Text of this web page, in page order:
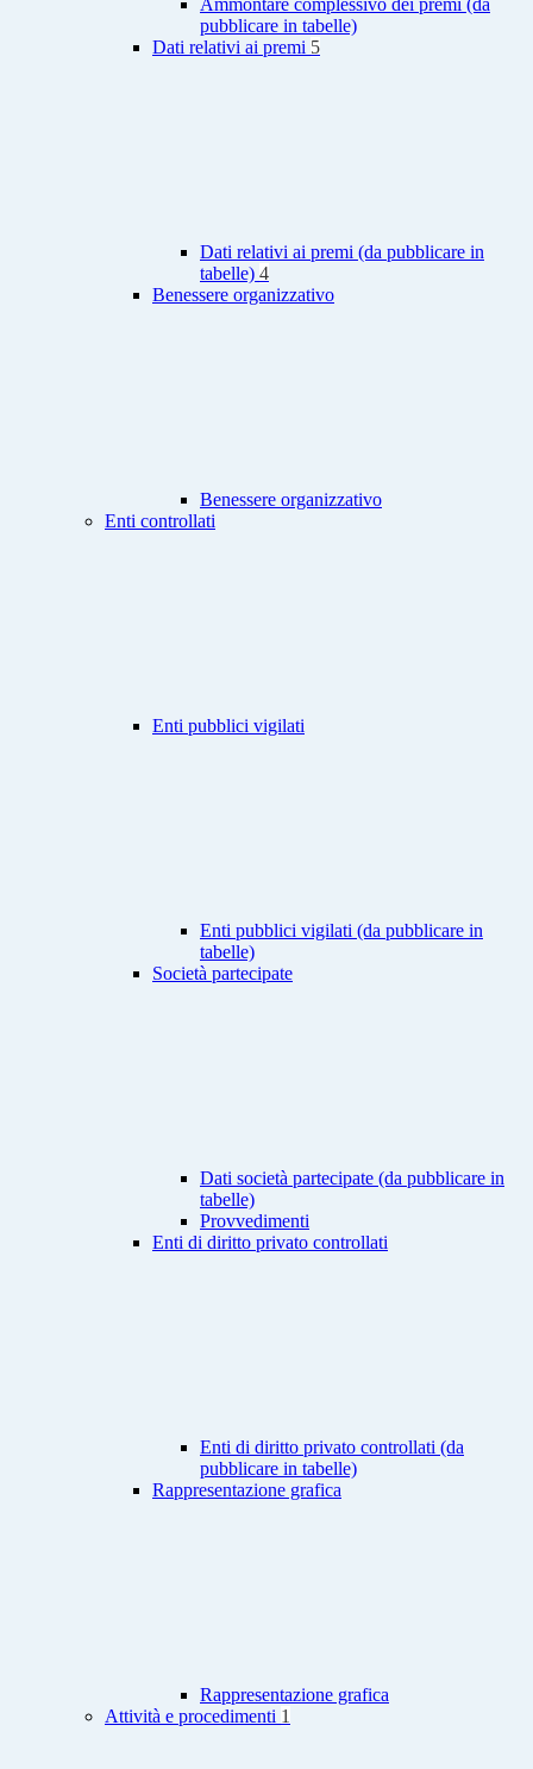
Ammontare complessivo dei premi (da
pubblicare in tabelle)
Dati relativi ai premi 5
Dati relativi ai premi (da pubblicare in
tabelle) 4
Benessere organizzativo
Benessere organizzativo
Enti controllati
Enti pubblici vigilati
Enti pubblici vigilati (da pubblicare in
tabelle)
Società partecipate
Dati società partecipate (da pubblicare in
tabelle)
Provvedimenti
Enti di diritto privato controllati
Enti di diritto privato controllati (da
pubblicare in tabelle)
Rappresentazione grafica
Rappresentazione grafica
Attività e procedimenti 1